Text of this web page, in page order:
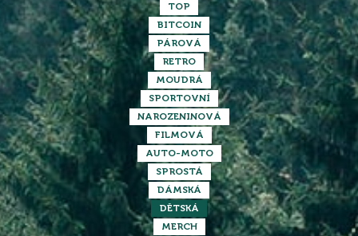
TOP
BITCOIN
PÁROVÁ
RETRO
MOUDRÁ
SPORTOVNÍ
NAROZENINOVÁ
FILMOVÁ
AUTO-MOTO
SPROSTÁ
DÁMSKÁ
DĚTSKÁ
MERCH